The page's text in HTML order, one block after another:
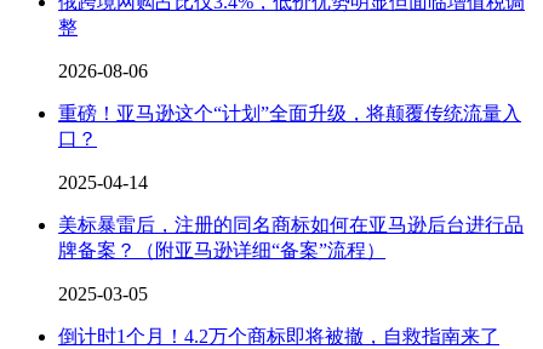
整
2026-08-06
重磅！亚马逊这个“计划”全面升级，将颠覆传统流量入
口？
2025-04-14
美标暴雷后，注册的同名商标如何在亚马逊后台进行品
牌备案？（附亚马逊详细“备案”流程）
2025-03-05
倒计时1个月！4.2万个商标即将被撤，自救指南来了